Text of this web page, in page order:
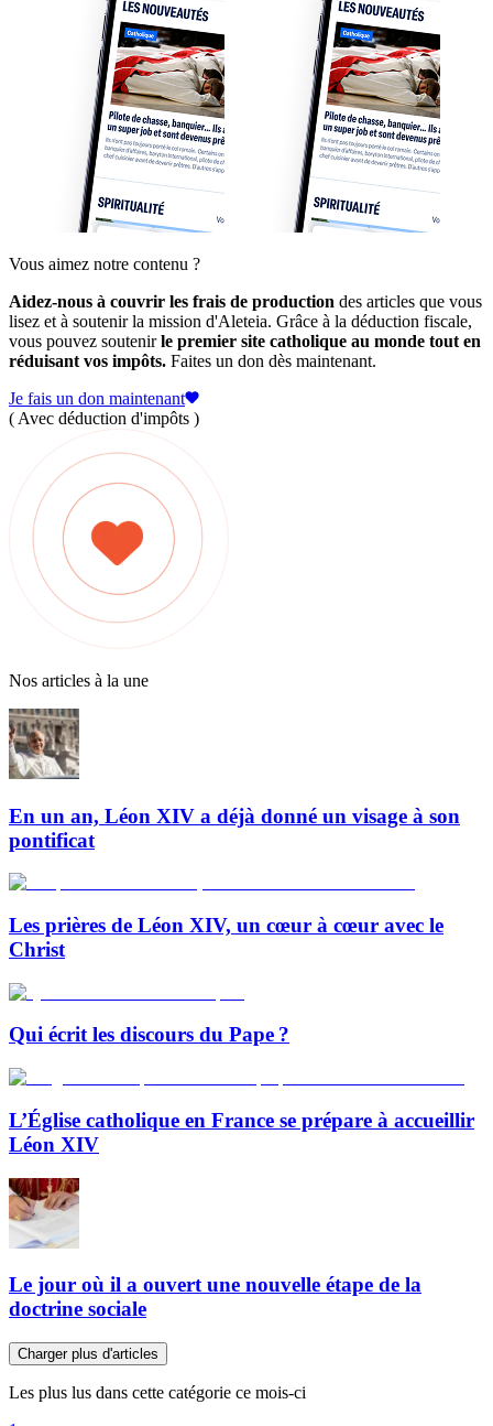
Vous aimez notre contenu ?
Aidez-nous à couvrir les frais de production des articles que vous
lisez et à soutenir la mission d'Aleteia. Grâce à la déduction fiscale,
vous pouvez soutenirle premier site catholique au monde tout en
réduisant vos impôts. Faites un don dès maintenant.
Je fais un don maintenant
( Avec déduction d'impôts )
Nos articles à la une
En un an, Léon XIV a déjà donné un visage à son
pontificat
Les prières de Léon XIV, un cœur à cœur avec le
Christ
Qui écrit les discours du Pape ?
L’Église catholique en France se prépare à accueillir
Léon XIV
Le jour où il a ouvert une nouvelle étape de la
doctrine sociale
Charger plus d'articles
Les plus lus dans cette catégorie ce mois-ci